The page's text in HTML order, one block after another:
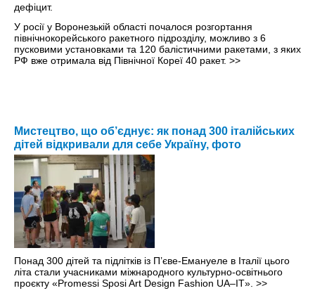
У росії у Воронезькій області почалося розгортання
північнокорейського ракетного підрозділу, можливо з 6
пусковими установками та 120 балістичними ракетами, з яких
РФ вже отримала від Північної Кореї 40 ракет. >>
Мистецтво, що об’єднує: як понад 300 італійських
дітей відкривали для себе Україну, фото
Понад 300 дітей та підлітків із П’єве-Емануеле в Італії цього
літа стали учасниками міжнародного культурно-освітнього
проєкту «Promessi Sposi Art Design Fashion UA–IT». >>